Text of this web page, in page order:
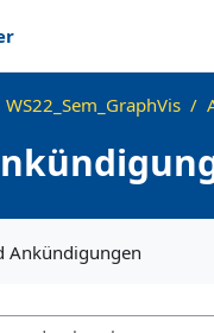
WS22_Sem_GraphVis
Ankündigungen